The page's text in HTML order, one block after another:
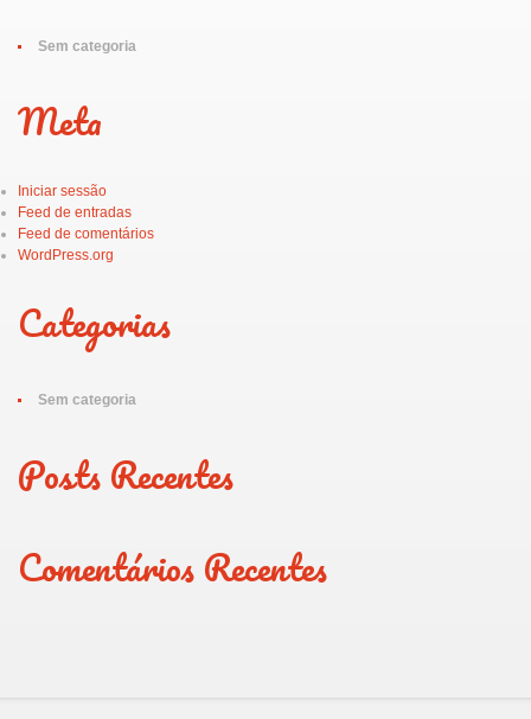
Sem categoria
Meta
Iniciar sessão
Feed de entradas
Feed de comentários
WordPress.org
Categorias
Sem categoria
Posts Recentes
Comentários Recentes